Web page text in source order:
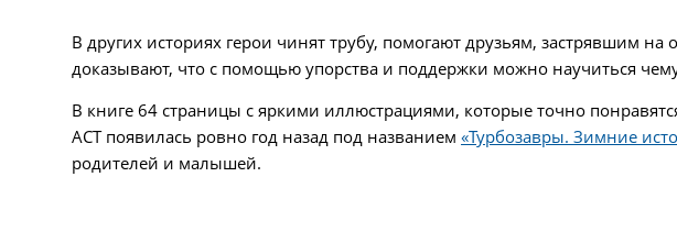
В других историях герои чинят трубу, помогают друзьям, застрявшим на
доказывают, что с помощью упорства и поддержки можно научиться
В книге 64 страницы с яркими иллюстрациями, которые точно
АСТ появилась ровно год назад под названием«Турбозавры. Зимние
родителей и малышей.